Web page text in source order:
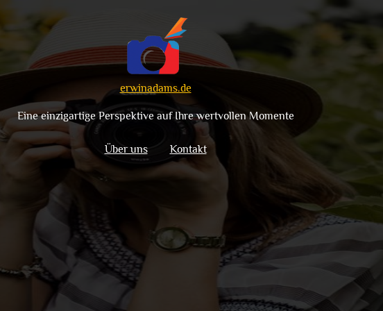
erwinadams.de
Eine einzigartige Perspektive auf Ihre wertvollen Momente
Über uns Kontakt